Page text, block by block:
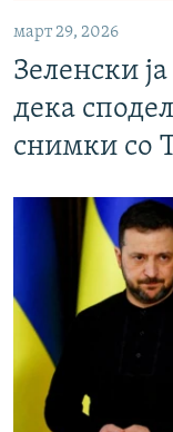
март 29, 2026
Зеленски
дека
снимки со